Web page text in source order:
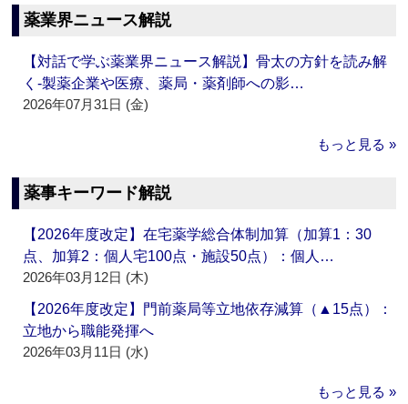
薬業界ニュース解説
【対話で学ぶ薬業界ニュース解説】骨太の方針を読み解
く‐製薬企業や医療、薬局・薬剤師への影…
2026年07月31日 (金)
もっと見る »
薬事キーワード解説
【2026年度改定】在宅薬学総合体制加算（加算1：30
点、加算2：個人宅100点・施設50点）：個人…
2026年03月12日 (木)
【2026年度改定】門前薬局等立地依存減算（▲15点）：
立地から職能発揮へ
2026年03月11日 (水)
もっと見る »